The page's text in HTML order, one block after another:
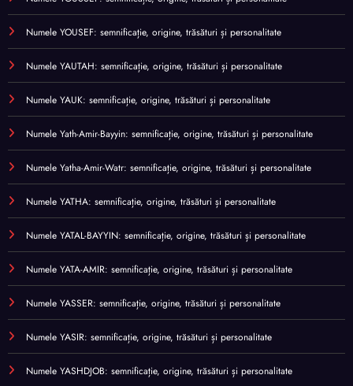
Numele YOUSEF: semnificație, origine, trăsături și personalitate
Numele YAUTAH: semnificație, origine, trăsături și personalitate
Numele YAUK: semnificație, origine, trăsături și personalitate
Numele Yath-Amir-Bayyin: semnificație, origine, trăsături și personalitate
Numele Yatha-Amir-Watr: semnificație, origine, trăsături și personalitate
Numele YATHA: semnificație, origine, trăsături și personalitate
Numele YATAL-BAYYIN: semnificație, origine, trăsături și personalitate
Numele YATA-AMIR: semnificație, origine, trăsături și personalitate
Numele YASSER: semnificație, origine, trăsături și personalitate
Numele YASIR: semnificație, origine, trăsături și personalitate
Numele YASHDJOB: semnificație, origine, trăsături și personalitate